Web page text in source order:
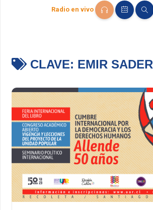
Radio en vivo
CLAVE: EMIR SADER